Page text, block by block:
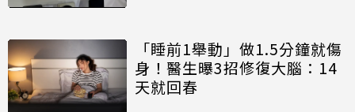
「睡前1舉動」做1.5分鐘就傷
身！醫生曝3招修復大腦：14
天就回春